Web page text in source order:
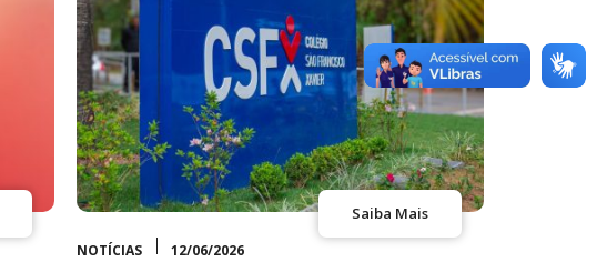
Saiba Mais
NOTÍCIAS 12/06/2026